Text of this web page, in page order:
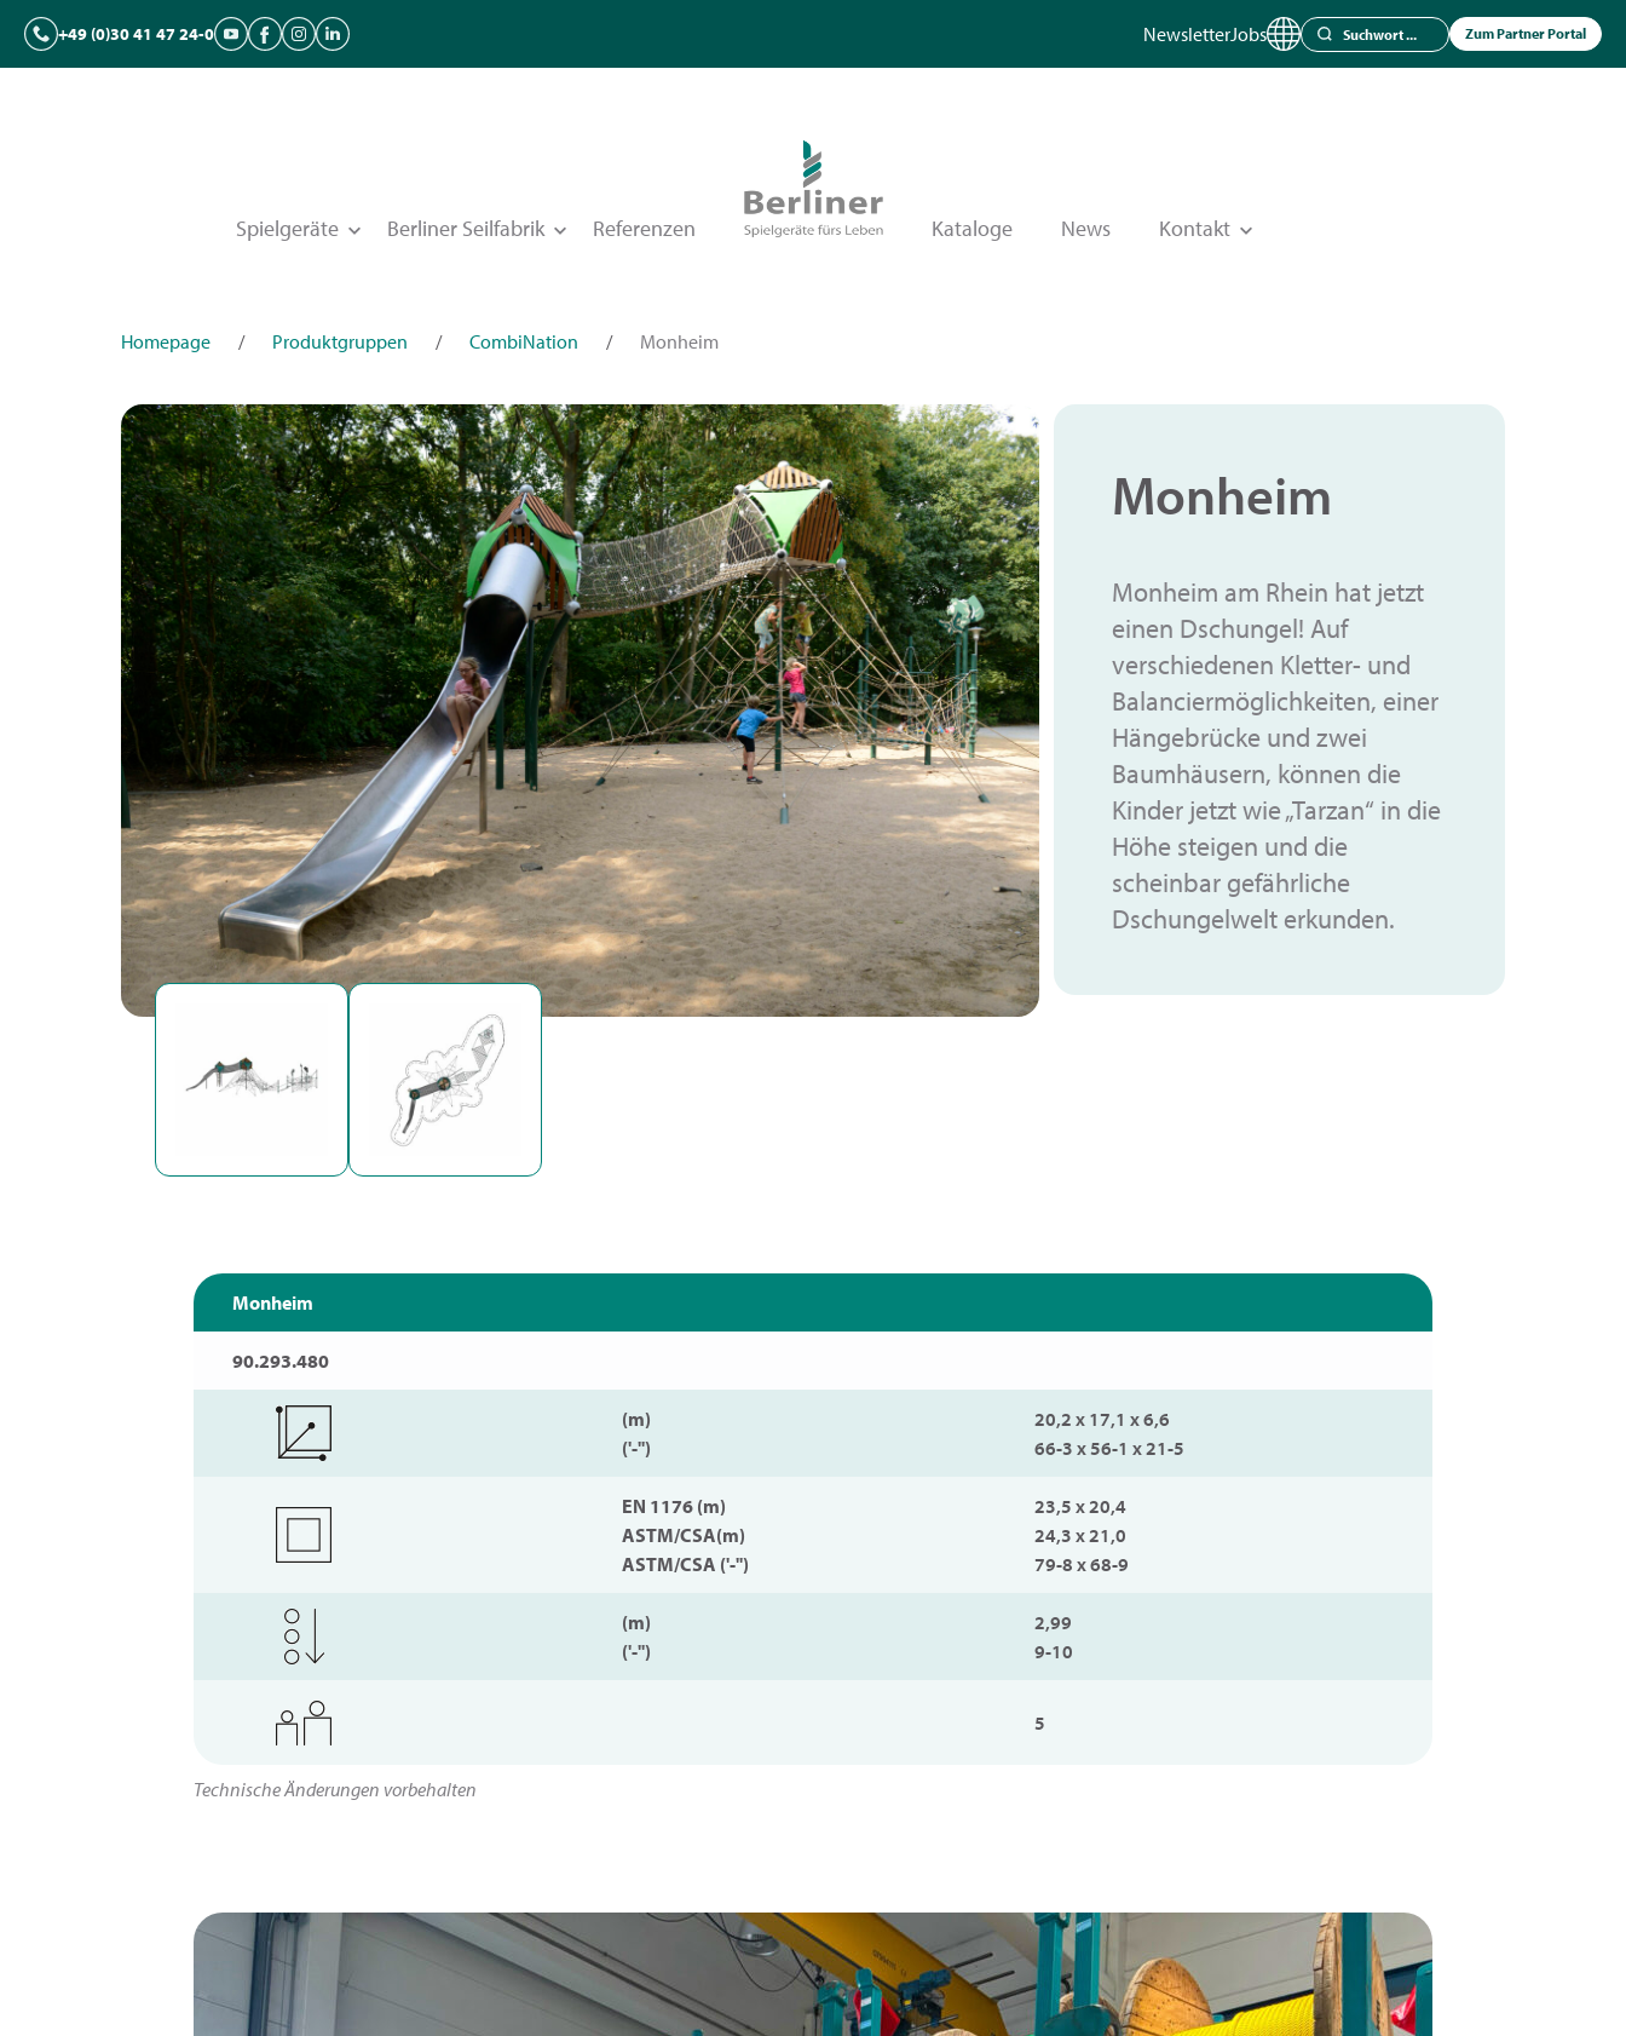
+49 (0)30 41 47 24-0 NewsletterJobs Zum Partner Portal
Spielgeräte Berliner Seilfabrik Referenzen Kataloge News Kontakt
Homepage / Produktgruppen / CombiNation / Monheim
Monheim
Monheim am Rhein hat jetzt
einen Dschungel! Auf
verschiedenen Kletter- und
Balanciermöglichkeiten, einer
Hängebrücke und zwei
Baumhäusern, können die
Kinder jetzt wie „Tarzan“ in die
Höhe steigen und die
scheinbar gefährliche
Dschungelwelt erkunden.
Monheim
90.293.480
(m)
('-'')
20,2 x 17,1 x 6,6
66-3 x 56-1 x 21-5
EN 1176 (m)
ASTM/CSA(m)
ASTM/CSA ('-'')
23,5 x 20,4
24,3 x 21,0
79-8 x 68-9
(m)
('-'')
2,99
9-10
5
Technische Änderungen vorbehalten